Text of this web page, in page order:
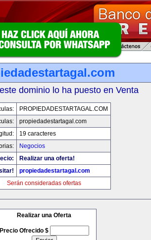
dominio lo ha puesto en Venta
PROPIEDADESTARTAGAL.COM
propiedadestartagal.com
19 caracteres
Negocios
Realizar una oferta!
propiedadestartagal.com
Serán consideradas ofertas
Realizar una Oferta
Precio Ofrecido $